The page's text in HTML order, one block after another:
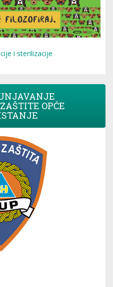
i sterilizacije
OPĆE